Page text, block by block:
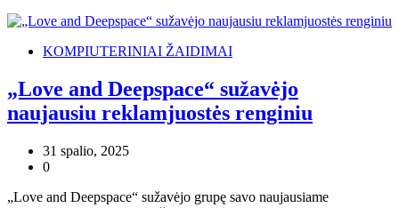
KOMPIUTERINIAI ŽAIDIMAI
„Love and Deepspace“ sužavėjo
naujausiu reklamjuostės renginiu
31 spalio, 2025
0
„Love and Deepspace“ sužavėjo grupę savo naujausiame